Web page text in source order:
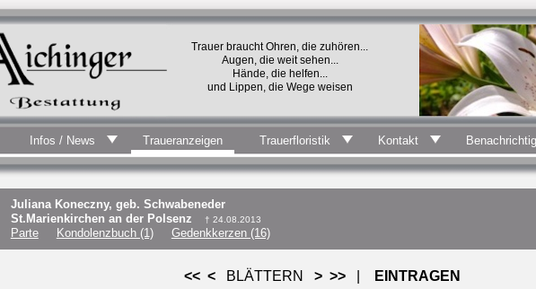
Infos / News Traueranzeigen Trauerfloristik Kontakt
Juliana Koneczny, geb. Schwabeneder
St.Marienkirchen an der Polsenz
† 24.08.2013
Parte
Kondolenzbuch (1) Gedenkkerzen (16)
<< < BLÄTTERN > >> EINTRAGEN
Trauer braucht Ohren, die zuhören...
Augen, die weit sehen...
Hände, die helfen...
und Lippen, die Wege weisen